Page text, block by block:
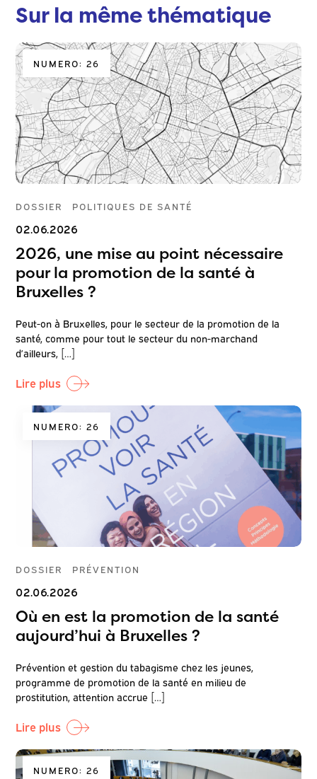
Sur la même thématique
NUMERO: 26
DOSSIER POLITIQUES DE SANTÉ
02.06.2026
2026, une mise au point nécessaire
pour la promotion de la santé à
Bruxelles ?
Peut-on à Bruxelles, pour le secteur de la promotion de la
santé, comme pour tout le secteur du non-marchand
d’ailleurs, […]
Lire plus
NUMERO: 26
DOSSIER PRÉVENTION
02.06.2026
Où en est la promotion de la santé
aujourd’hui à Bruxelles ?
Prévention et gestion du tabagisme chez les jeunes,
programme de promotion de la santé en milieu de
prostitution, attention accrue […]
Lire plus
NUMERO: 26